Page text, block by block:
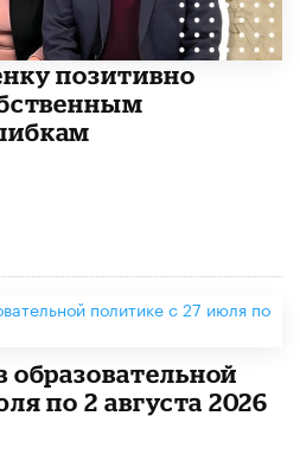
позитивно
по 2 августа 2026